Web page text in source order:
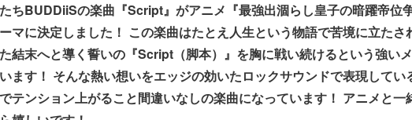
ちBUDDiiSの楽曲『Script』がアニメ『最強出涸らし皇子の暗躍帝位
マに決定しました！ この楽曲はたとえ人生という物語で苦境に立たさ
結末へと導く誓いの『Script（脚本）』を胸に戦い続けるという強い
ます！ そんな熱い想いをエッジの効いたロックサウンドで表現してい
テンション上がること間違いなしの楽曲になっています！ アニメと一